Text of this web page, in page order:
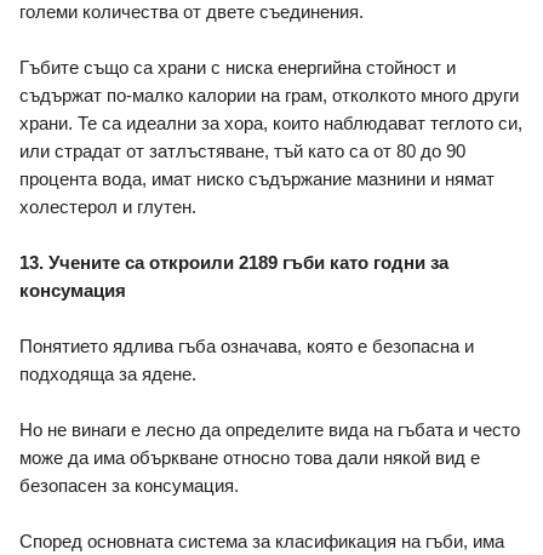
големи количества от двете съединения.
Гъбите също са храни с ниска енергийна стойност и
съдържат по-малко калории на грам, отколкото много други
храни. Те са идеални за хора, които наблюдават теглото си,
или страдат от затлъстяване, тъй като са от 80 до 90
процента вода, имат ниско съдържание мазнини и нямат
холестерол и глутен.
13. Учените са откроили 2189 гъби като годни за
консумация
Понятието ядлива гъба означава, която е безопасна и
подходяща за ядене.
Но не винаги е лесно да определите вида на гъбата и често
може да има объркване относно това дали някой вид е
безопасен за консумация.
Според основната система за класификация на гъби, има